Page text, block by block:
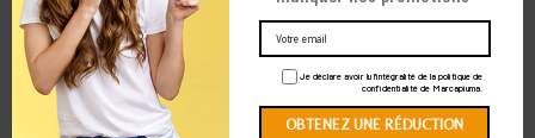
Je déclare avoir lu l'intégralité de la politique de
confidentialité de Marcapiuma.